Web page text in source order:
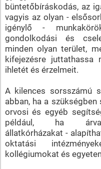
büntetőbíráskodás, az
vagyis az olyan -
igénylő -
gondolkodási és
minden olyan terület,
kifejezésre juttathassa
ihletét és érzelmeit.
A kilences sorsszámú
abban, ha a szükségben
orvosi és egyéb
például, ha
állatkórházakat -
oktatási
kollégiumokat és